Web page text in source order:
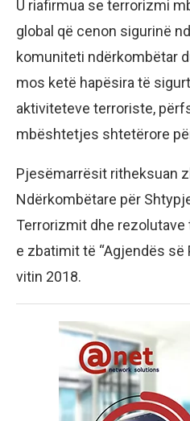
U riafirmua se terrorizmi
global që cenon sigurinë
komuniteti ndërkombëtar
mos ketë hapësira të
aktiviteteve terroriste,
mbështetjes shtetërore
Pjesëmarrësit ritheksuan
Ndërkombëtare për
Terrorizmit dhe rezolutave
e zbatimit të “Agjendës së
vitin 2018.